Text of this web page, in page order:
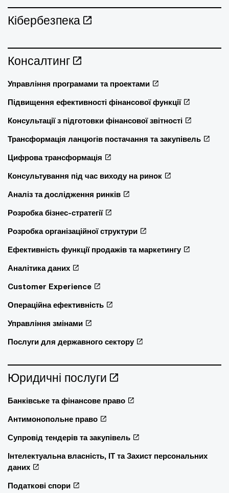
Кібербезпека
Консалтинг
Управління програмами та проектами
Підвищення ефективності фінансової функції
Консультації з підготовки фінансової звітності
Трансформація ланцюгів постачання та закупівель
Цифрова трансформація
Консультування під час виходу на ринок
Аналіз та дослідження ринків
Розробка бізнес-стратегії
Розробка організаційної структури
Ефективність функції продажів та маркетингу
Аналітика даних
Customer Experience
Операційна ефективність
Управління змінами
Послуги для державного сектору
Юридичні послуги
Банківське та фінансове право
Антимонопольне право
Супровід тендерів та закупівель
Інтелектуальна власність, ІТ та Захист персональних
даних
Податкові спори